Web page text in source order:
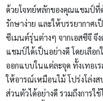
ด้วยโจทย์หลักของคุณแชมป์ที่
รักษาง่าย และให้บรรยากาศ
ซีเมนต์รุ่นต่างๆ จากเอสซีจี จึ
แชมป์ได้เป็นอย่างดี โดยเลือ
ออกแบบในแต่ละจุด ทั้งเทอเ
ให้อารณ์เหมือนไม้ โปร่งโล่ง
ส่วนตัวได้อย่างดี รวมถึงการ